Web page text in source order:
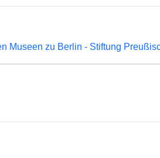
Museen zu Berlin - Stiftung